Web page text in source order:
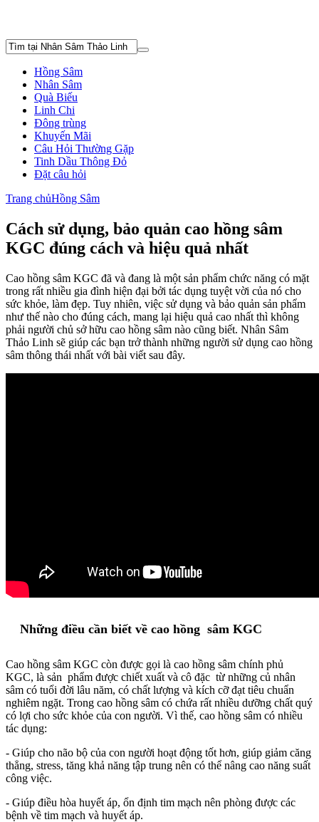
Hồng Sâm
Nhân Sâm
Quà Biếu
Linh Chi
Đông trùng
Khuyến Mãi
Câu Hỏi Thường Gặp
Tinh Dầu Thông Đỏ
Đặt câu hỏi
Trang chủHồng Sâm
Cách sử dụng, bảo quản cao hồng sâm
KGC đúng cách và hiệu quả nhất
Cao hồng sâm KGC đã và đang là một sản phẩm chức năng có mặt
trong rất nhiều gia đình hiện đại bởi tác dụng tuyệt vời của nó cho
sức khỏe, làm đẹp. Tuy nhiên, việc sử dụng và bảo quản sản phẩm
như thế nào cho đúng cách, mang lại hiệu quả cao nhất thì không
phải người chủ sở hữu cao hồng sâm nào cũng biết. Nhân Sâm
Thảo Linh sẽ giúp các bạn trở thành những người sử dụng cao hồng
sâm thông thái nhất với bài viết sau đây.
Những điều cần biết về cao hồng sâm KGC
Cao hồng sâm KGC còn được gọi là cao hồng sâm chính phủ
KGC, là sản phẩm được chiết xuất và cô đặc từ những củ nhân
sâm có tuổi đời lâu năm, có chất lượng và kích cỡ đạt tiêu chuẩn
nghiêm ngặt. Trong cao hồng sâm có chứa rất nhiều dưỡng chất quý
có lợi cho sức khỏe của con người. Vì thế, cao hồng sâm có nhiều
tác dụng:
- Giúp cho não bộ của con người hoạt động tốt hơn, giúp giảm căng
thẳng, stress, tăng khả năng tập trung nên có thể nâng cao năng suất
công việc.
- Giúp điều hòa huyết áp, ổn định tim mạch nên phòng được các
bệnh về tim mạch và huyết áp.